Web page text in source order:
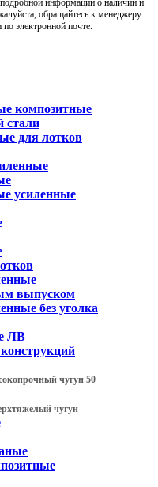
информации о наличии и
обращайтесь к менеджеру
электронной почте.
композитные
стали
для лотков
усиленные
выпуском
без уголка
ЛВ
чугун 50
чугун